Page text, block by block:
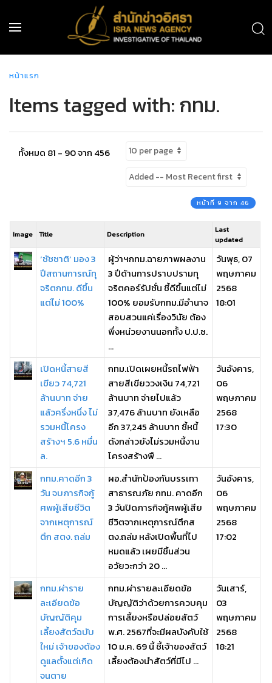
หน้าแรก
Items tagged with: กทม.
ทั้งหมด 81 - 90 จาก 456
หน้าที่ 9 จาก 46
Image Title Description
Last
updated
‘ชัชชาติ’ มอง 3
ปีสถานการณ์ทุ
จริตกทม. ดีขึ้น
แต่ไม่ 100%
ผู้ว่าฯกทม.ฉายภาพผลงาน
3 ปีด้านการปราบปรามทุ
จริตคอร์รัปชั่น ชี้ดีขึ้นแต่ไม่
100% ยอมรับกทม.มีอำนาจ
สอบสวนแค่เรื่องวินัย ต้อง
พึ่งหน่วยงานนอกทั้ง ป.ป.ช.
...
วันพุธ, 07
พฤษภาคม
2568
18:01
เปิดหนี้สายสี
เขียว 74,721
ล้านบาท จ่าย
แล้วครึ่งหนึ่ง ไม่
รวมหนี้โครง
สร้างฯ 5.6 หมื่น
ล.
กทม.เปิดเผยหนี้รถไฟฟ้า
สายสีเขียววงเงิน 74,721
ล้านบาท จ่ายไปแล้ว
37,476 ล้านบาท ยังเหลือ
อีก 37,245 ล้านบาท ชี้หนี้
ดังกล่าวยังไม่รวมหนี้งาน
โครงสร้างพื ...
วันอังคาร,
06
พฤษภาคม
2568
17:30
กทม.คาดอีก 3
วัน จบภารกิจกู้
ศพผู้เสียชีวิต
จากเหตุการณ์
ตึก สตง. ถล่ม
ผอ.สำนักป้องกันบรรเทา
สาธารณภัย กทม. คาดอีก
3 วันปิดภารกิจกู้ศพผู้เสีย
ชีวิตจากเหตุการณ์ตึกส
ตง.ถล่ม หลังเปิดพื้นที่ไป
หมดแล้ว เผยมีชิ้นส่วน
อวัยวะกว่า 20 ...
วันอังคาร,
06
พฤษภาคม
2568
17:02
กทม.ผ่าราย
ละเอียดข้อ
บัญญัติคุม
เลี้ยงสัตว์ฉบับ
ใหม่ เจ้าของต้อง
ดูแลตั้งแต่เกิด
จนตาย
กทม.ผ่ารายละเอียดข้อ
บัญญัติว่าด้วยการควบคุม
การเลี้ยงหรือปล่อยสัตว์
พ.ศ. 2567ที่จะมีผลบังคับใช้
10 ม.ค. 69 นี้ ชี้เจ้าของสัตว์
เลี้ยงต้องนำสัตว์ที่มีไป ...
วันเสาร์,
03
พฤษภาคม
2568
18:21